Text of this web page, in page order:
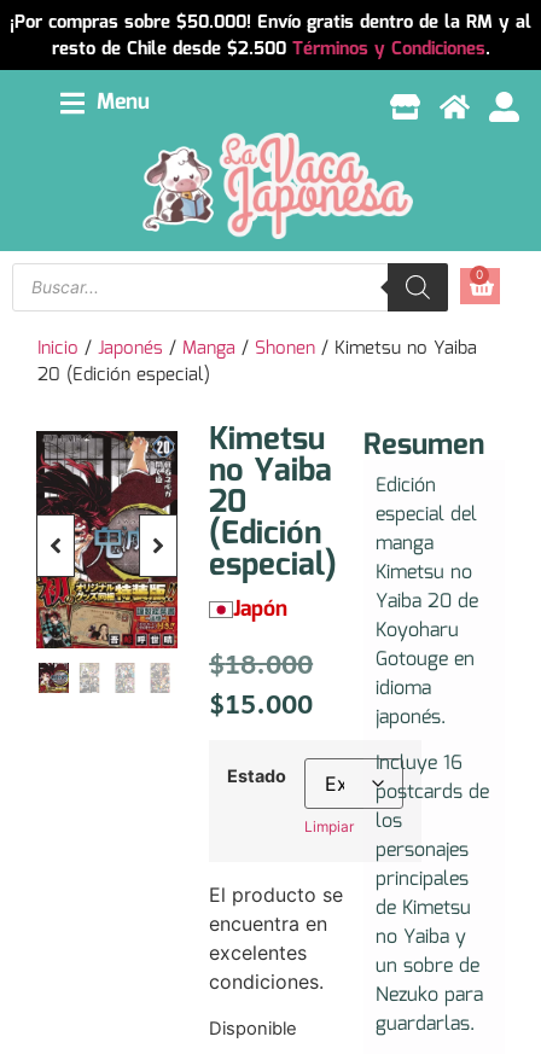
¡Por compras sobre $50.000! Envío gratis dentro de la RM y al
resto de Chile desde $2.500 Términos y Condiciones.
Menu
0
Inicio /Japonés /Manga / Shonen / Kimetsu no Yaiba
20 (Edición especial)
Kimetsu
no Yaiba
20
(Edición
especial)
Japón
$18.000
$15.000
Estado
Limpiar
El producto se
encuentra en
excelentes
condiciones.
Disponible
Resumen
Edición
especial del
manga
Kimetsu no
Yaiba 20 de
Koyoharu
Gotouge en
idioma
japonés.
Incluye 16
postcards de
los
personajes
principales
de Kimetsu
no Yaiba y
un sobre de
Nezuko para
guardarlas.